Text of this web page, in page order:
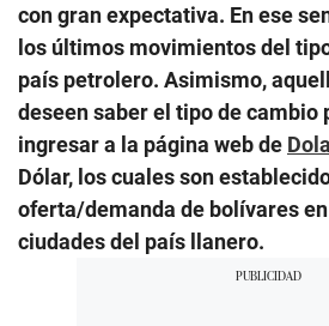
con gran expectativa. En ese
los últimos movimientos del
país petrolero. Asimismo,
deseen saber el tipo de cambio
ingresar a la página web de
Dólar, los cuales son
oferta/demanda de bolívares
ciudades del país llanero.